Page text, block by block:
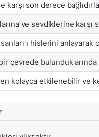
karşı son derece
ve sevdiklerine karşı
hislerini
bir çevrede
kolayca etkilenebilir ve